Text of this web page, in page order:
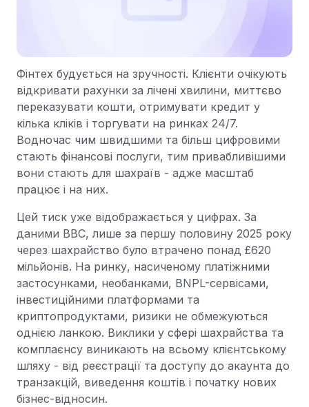
Фінтех будується на зручності. Клієнти очікують
відкривати рахунки за лічені хвилини, миттєво
переказувати кошти, отримувати кредит у
кілька кліків і торгувати на ринках 24/7.
Водночас чим швидшими та більш цифровими
стають фінансові послуги, тим привабливішими
вони стають для шахраїв - адже масштаб
працює і на них.
Цей тиск уже відображається у цифрах. За
даними BBC, лише за першу половину 2025 року
через шахрайство було втрачено понад £620
мільйонів. На ринку, насиченому платіжними
застосунками, необанками, BNPL-сервісами,
інвестиційними платформами та
криптопродуктами, ризики не обмежуються
однією ланкою. Виклики у сфері шахрайства та
комплаєнсу виникають на всьому клієнтському
шляху - від реєстрації та доступу до акаунта до
транзакцій, виведення коштів і початку нових
бізнес-відносин.